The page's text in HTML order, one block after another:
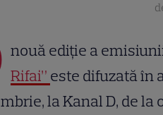
nouă ediție a
Rifai” este difuzată în
la Kanal D, de la